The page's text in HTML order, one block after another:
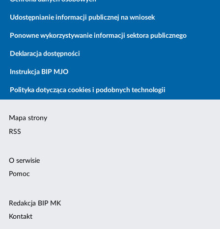
Udostępnianie informacji publicznej na wniosek
Ponowne wykorzystywanie informacji sektora publicznego
Deklaracja dostępności
Instrukcja BIP MJO
Polityka dotycząca cookies i podobnych technologii
Mapa strony
RSS
O serwisie
Pomoc
Redakcja BIP MK
Kontakt